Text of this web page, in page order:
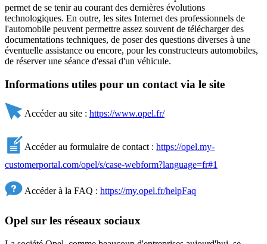
permet de se tenir au courant des dernières évolutions
technologiques. En outre, les sites Internet des professionnels de
l'automobile peuvent permettre assez souvent de télécharger des
documentations techniques, de poser des questions diverses à une
éventuelle assistance ou encore, pour les constructeurs automobiles,
de réserver une séance d'essai d'un véhicule.
Informations utiles pour un contact via le site
Accéder au site : https://www.opel.fr/
Accéder au formulaire de contact : https://opel.my-
customerportal.com/opel/s/case-webform?language=fr#1
Accéder à la FAQ : https://my.opel.fr/helpFaq
Opel sur les réseaux sociaux